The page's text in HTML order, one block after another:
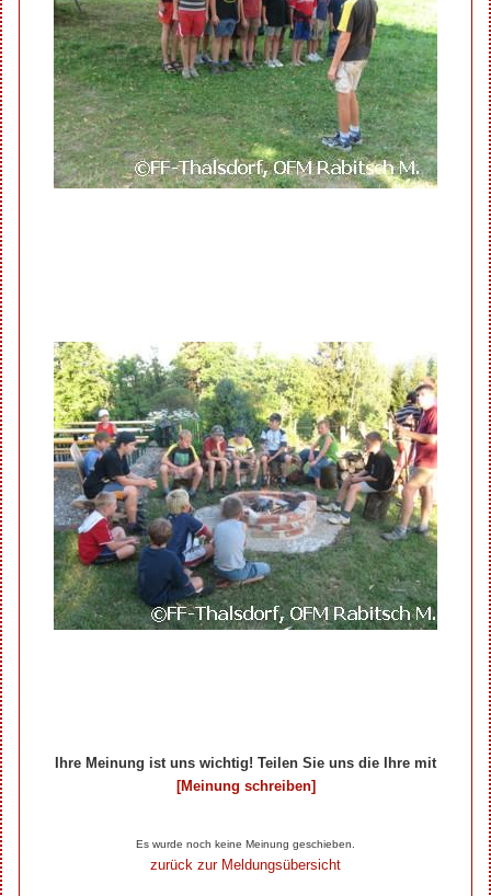
Ihre Meinung ist uns wichtig! Teilen Sie uns die Ihre mit
[Meinung schreiben]
Es wurde noch keine Meinung geschieben.
zurück zur Meldungsübersicht